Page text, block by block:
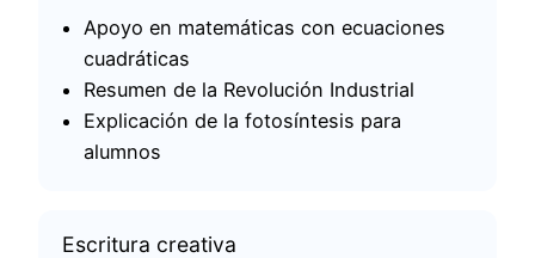
Apoyo en matemáticas con ecuaciones
cuadráticas
Resumen de la Revolución Industrial
Explicación de la fotosíntesis para
alumnos
Escritura creativa